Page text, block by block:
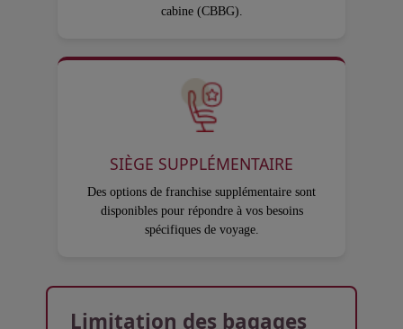
cabine (CBBG).
SIÈGE SUPPLÉMENTAIRE
Des options de franchise supplémentaire sont
disponibles pour répondre à vos besoins
spécifiques de voyage.
Limitation des bagages